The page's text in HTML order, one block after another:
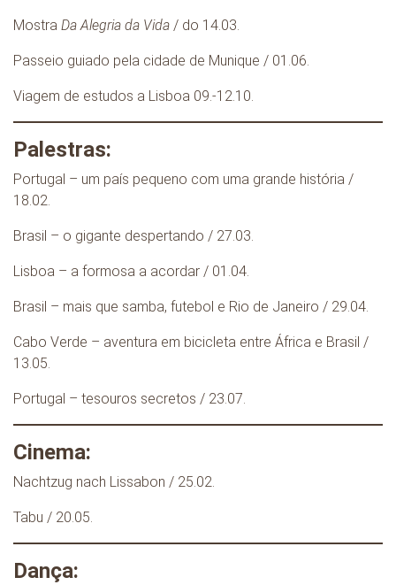
Mostra Da Alegria da Vida / do 14.03.
Passeio guiado pela cidade de Munique / 01.06.
Viagem de estudos a Lisboa 09.-12.10.
Palestras:
Portugal – um país pequeno com uma grande história /
18.02.
Brasil – o gigante despertando / 27.03.
Lisboa – a formosa a acordar / 01.04.
Brasil – mais que samba, futebol e Rio de Janeiro / 29.04.
Cabo Verde – aventura em bicicleta entre África e Brasil /
13.05.
Portugal – tesouros secretos / 23.07.
Cinema:
Nachtzug nach Lissabon / 25.02.
Tabu / 20.05.
Dança: